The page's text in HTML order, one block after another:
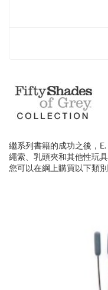
繼系列書籍的成功之後，
繩索、乳頭夾和其他性玩
您可以在綱上購買以下類